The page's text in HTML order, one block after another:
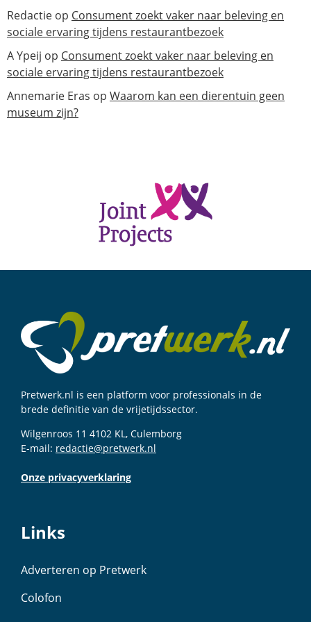
Redactie op Consument zoekt vaker naar beleving en
sociale ervaring tijdens restaurantbezoek
A Ypeij op Consument zoekt vaker naar beleving en
sociale ervaring tijdens restaurantbezoek
Annemarie Eras op Waarom kan een dierentuin geen
museum zijn?
Pretwerk.nl is een platform voor professionals in de
brede definitie van de vrijetijdssector.
Wilgenroos 11 4102 KL, Culemborg
E-mail: redactie@pretwerk.nl
Onze privacyverklaring
Links
Adverteren op Pretwerk
Colofon